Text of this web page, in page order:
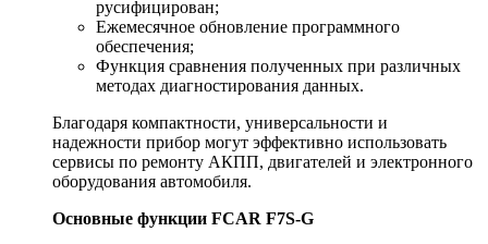
русифицирован;
Ежемесячное обновление программного
обеспечения;
Функция сравнения полученных при различных
методах диагностирования данных.
Благодаря компактности, универсальности и
надежности прибор могут эффективно использовать
сервисы по ремонту АКПП, двигателей и электронного
оборудования автомобиля.
Основные функции FCAR F7S-G